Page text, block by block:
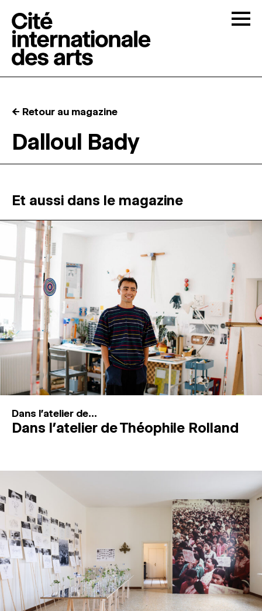
RÉSIDENCES ↓
ATELIERS OUVERTS
PROGRAMMATION
MAGAZINE
ESPACES DE PRATIQUE ARTISTIQUE ↓
Recherche
Connexion
← Retour au magazine
Dalloul Bady
Et aussi dans le magazine
Dans l'atelier de...
Dans l’atelier de Théophile Rolland